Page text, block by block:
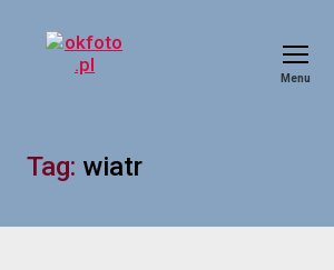
Menu
Tag: wiatr